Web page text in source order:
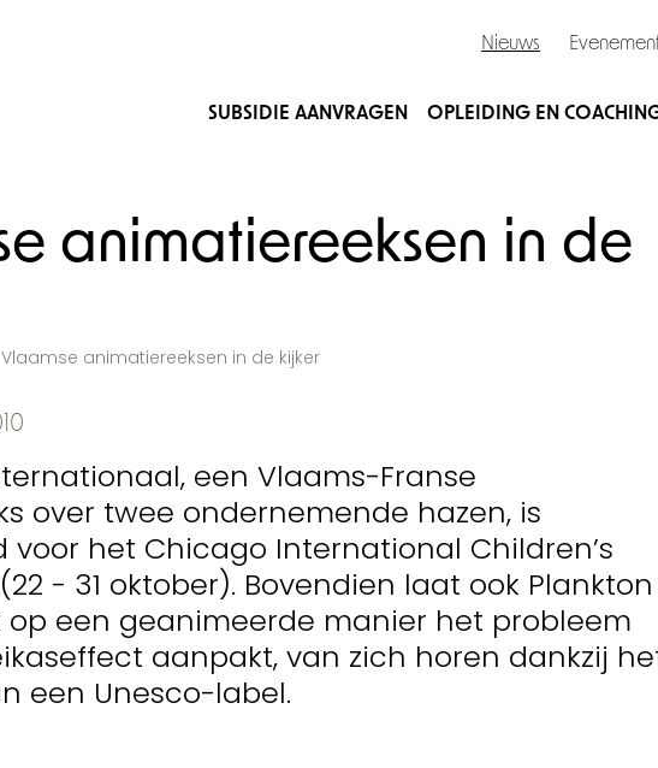
Nieuws
SUBSIDIE AANVRAGEN OPLEIDING EN
animatiereeksen in de
Vlaamse animatiereeksen in de kijker
een Vlaams-Franse
over twee ondernemende hazen, is
voor het Chicago International Children’s
- 31 oktober). Bovendien laat ook Plankton
op een geanimeerde manier het probleem
aanpakt, van zich horen dankzij
een Unesco-label.